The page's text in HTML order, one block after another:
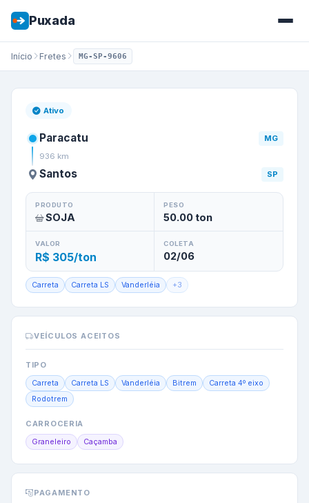
Puxada
Início Fretes MG-SP-9606
Frete de
Ativo
Paracatu
MG
936 km
Santos SP
PRODUTO
SOJA
PESO
50.00ton
VALOR
R$ 305/ton
COLETA
02/06
Carreta Carreta LS Vanderléia +3
VEÍCULOS ACEITOS
TIPO
Carreta Carreta LS Vanderléia Bitrem
Carreta 4º eixo
Rodotrem
CARROCERIA
Graneleiro Caçamba
PAGAMENTO